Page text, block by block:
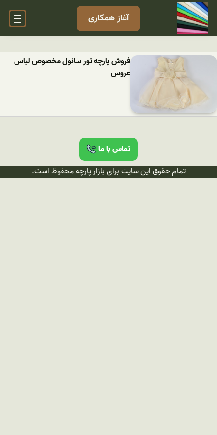
آغاز همکاری
فروش پارچه تور سانول مخصوص لباس
عروس
تماس با ما
تمام حقوق این سایت برای بازار پارچه محفوظ است.